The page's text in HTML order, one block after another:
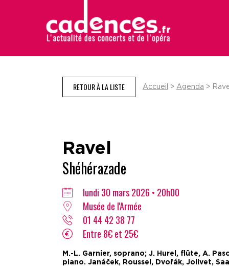
RETOUR À LA LISTE Accueil > Agenda >
Ravel
Shéhérazade
lundi 30 mars 2026 • 20h00
Musée de l'Armée
01 44 42 38 77
Entre 8€ et 25€
M.-L. Garnier, soprano; J. Hurel, flûte, A.
piano. Janáček, Roussel, Dvořák, Jolivet,